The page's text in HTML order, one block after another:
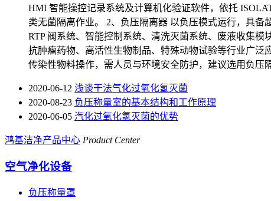
HMI 智能操控记录系统及计算机化验证软件，依托
类无菌隔离作业。 2、负压隔离器 以负压模式运行，具
RTP 阀系统、智能控制系统、清洗灭菌系统、废液收集
抗肿瘤药物、高活性生物制品、特殊动物试验等行业广泛
传染性物料操作，需人员与环境安全防护，建议选用负压
2020-06-12 浅谈干法气化过氧化氢灭菌
2020-08-23 负压称量室的基本结构和工作原理
2020-06-05 汽化过氧化氢灭菌的优势
鸿基洁净产品中心 Product Center
空气净化设备
负压称量罩